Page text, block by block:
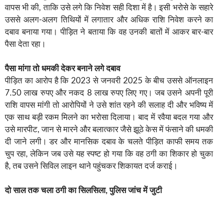
वापस भी की, ताकि उसे लगे कि निवेश सही दिशा में है। इसी भरोसे के सहारे
उससे अलग-अलग तिथियों में लगातार और अधिक राशि निवेश करने का
दबाव बनाया गया। पीड़ित ने बताया कि वह उनकी बातों में आकर बार-बार
पैसा देता रहा।
पैसा मांगा तो धमकी देकर बनाने लगे दबाव
पीड़ित का आरोप है कि 2023 से जनवरी 2025 के बीच उससे ऑनलाइन
7.50 लाख रुपए और नकद 8 लाख रुपए लिए गए। जब उसने अपनी पूरी
राशि वापस मांगी तो आरोपियों ने उसे शांत रहने की सलाह दी और भविष्य में
एक साथ बड़ी रकम मिलने का भरोसा दिलाया। बाद में रवैया बदल गया और
उसे मारपीट, जान से मारने और बलात्कार जैसे झूठे केस में फंसाने की धमकी
दी जाने लगी। डर और मानसिक दबाव के चलते पीड़ित काफी समय तक
चुप रहा, लेकिन जब उसे यह स्पष्ट हो गया कि वह ठगी का शिकार हो चुका
है, तब उसने सिविल लाइन थाने पहुंचकर शिकायत दर्ज कराई।
दो साल तक चला ठगी का सिलसिला, पुलिस जांच में जुटी